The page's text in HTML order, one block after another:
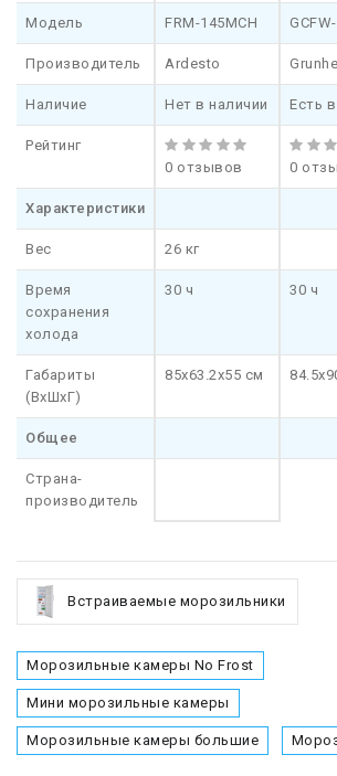
Модель FRM-145MCH
Производитель Ardesto
Наличие Нет в наличии Есть
Рейтинг
0 отзывов
0
Характеристики
Вес 26 кг
Время
сохранения
холода
30 ч 30 ч
Габариты
(ВхШхГ)
85x63.2x55 см
Общее
Страна-
производитель
Встраиваемые морозильники
Морозильные камеры No Frost
Мини морозильные камеры
Морозильные камеры большие